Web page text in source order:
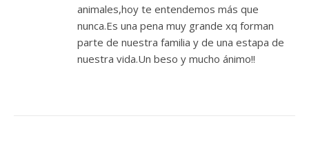
animales,hoy te entendemos más que
nunca.Es una pena muy grande xq forman
parte de nuestra familia y de una estapa de
nuestra vida.Un beso y mucho ánimo!!